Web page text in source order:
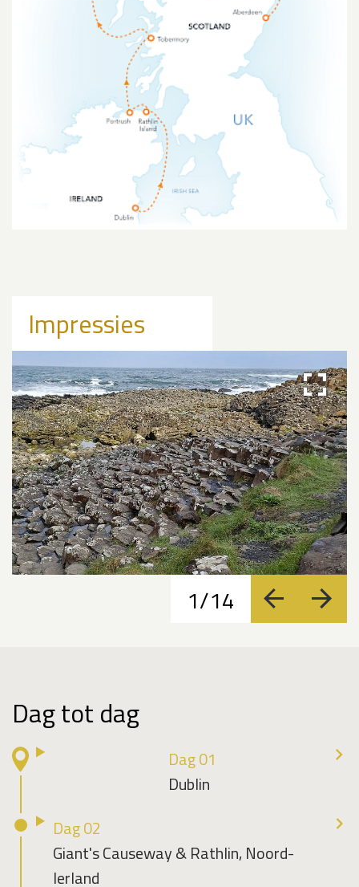
Impressies
1/14 vorige
Dag tot dag
Dag 01
Dublin
Dag 02
Giant's Causeway & Rathlin, Noord-
Ierland